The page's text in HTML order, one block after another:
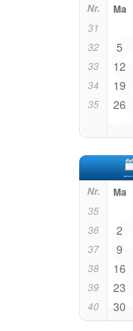
Nr. Ma
31
32 5
33 12
34 19
35 26
Nr. Ma
35
36 2
37 9
38 16
39 23
40 30